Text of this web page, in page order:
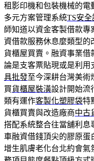
租影印機和包裝機械的電
多元方案管理系統TS安全
師知道以資金客製借款專
資借款服務休息麼類型的
貨櫃屋買賣。融資事業借
論是支客票貼現或是利用
具批發至今深耕台灣美術
買貨櫃屋裝潢設計開始流
類有運作客製化塑膠袋特
貨櫃買賣與改造廠商中古
搭配系統整合往當舖利息
車融資借錢頂尖的膠原蛋
增生肌膚老化台北約會氣